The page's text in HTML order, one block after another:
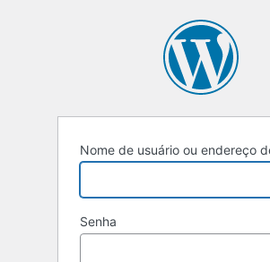
Nome de usuário ou endereço
Senha